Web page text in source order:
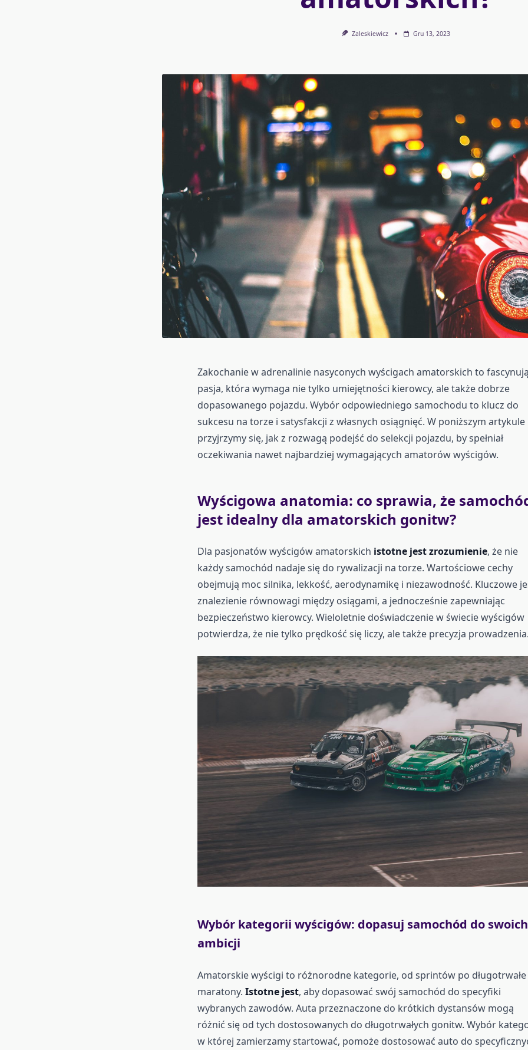
Zaleskiewicz Gru 13, 2023
Zakochanie w adrenalinie nasyconych wyścigach amatorskich to
pasja, która wymaga nie tylko umiejętności kierowcy, ale także dobrze
dopasowanego pojazdu. Wybór odpowiedniego samochodu to klucz do
sukcesu na torze i satysfakcji z własnych osiągnięć. W poniższym artykule
przyjrzymy się, jak z rozwagą podejść do selekcji pojazdu, by spełniał
oczekiwania nawet najbardziej wymagających amatorów wyścigów.
Wyścigowa anatomia: co sprawia, że
jest idealny dla amatorskich gonitw?
Dla pasjonatów wyścigów amatorskich istotne jest zrozumienie, że nie
każdy samochód nadaje się do rywalizacji na torze. Wartościowe cechy
obejmują moc silnika, lekkość, aerodynamikę i niezawodność. Kluczowe
znalezienie równowagi między osiągami, a jednocześnie zapewniając
bezpieczeństwo kierowcy. Wieloletnie doświadczenie w świecie wyścigów
potwierdza, że nie tylko prędkość się liczy, ale także precyzja
Wybór kategorii wyścigów: dopasuj samochód do swoich
ambicji
Amatorskie wyścigi to różnorodne kategorie, od sprintów po długotrwałe
maratony. Istotne jest, aby dopasować swój samochód do specyfiki
wybranych zawodów. Auta przeznaczone do krótkich dystansów mogą
różnić się od tych dostosowanych do długotrwałych gonitw. Wybór
w której zamierzamy startować, pomoże dostosować auto do